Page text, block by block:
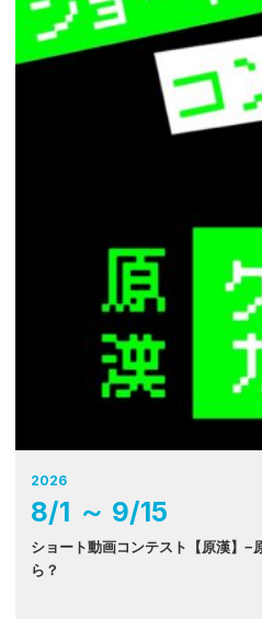
2026
8/1 ～ 9/15
ショート動画コンテスト【原漢】−
ら？